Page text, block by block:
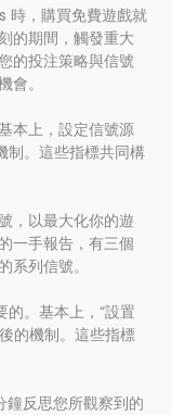
時，購買免費遊戲就
的期間，觸發重大
的投注策略與信號
會。
本上，設定信號源
制。這些指標共同構
，以最大化你的遊
一手報告，有三個
系列信號。
的。基本上，“設置
的機制。這些指標
鐘反思您所觀察到的